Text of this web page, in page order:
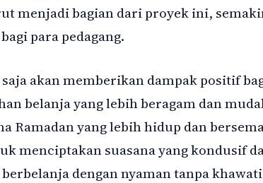
menjadi bagian dari proyek ini,
para pedagang.
akan memberikan dampak positif
belanja yang lebih beragam dan
Ramadan yang lebih hidup dan
menciptakan suasana yang kondusif
dengan nyaman tanpa